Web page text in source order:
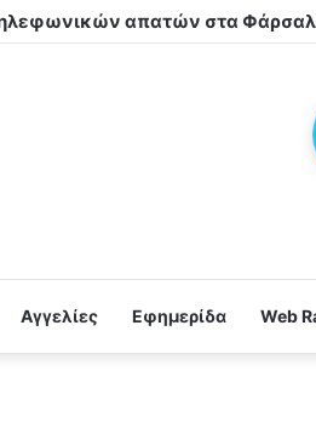
Αγγελίες Εφημερίδα Web